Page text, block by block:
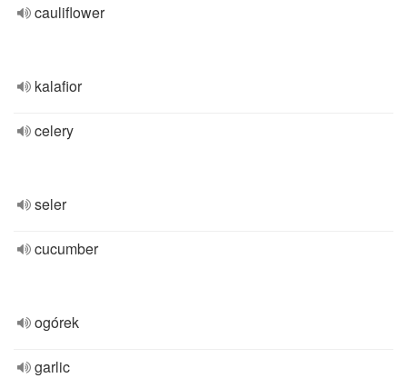
cauliflower
kalafior
celery
seler
cucumber
ogórek
garlic